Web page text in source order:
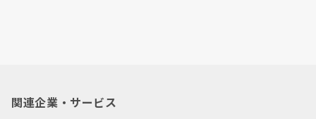
関連企業・サービス